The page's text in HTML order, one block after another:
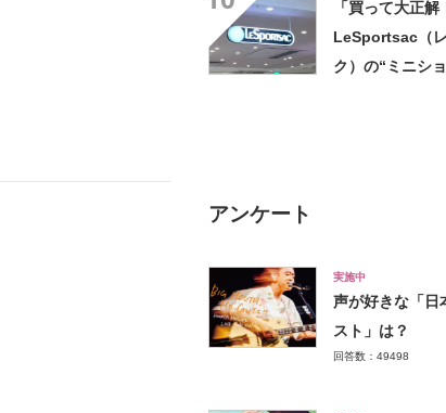
「買って大正
LeSportsac（
ク）の“ミニシ
アンケート
実施中
声が好きな「日
スト」は？
回答数：49498